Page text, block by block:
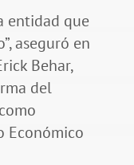
entidad que
aseguró en
Behar,
del
Económico